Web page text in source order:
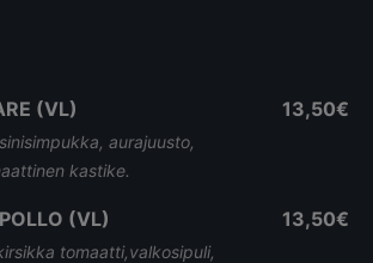
(VL)
aurajuusto,
kastike.
13,50€
(VL)
tomaatti,valkosipuli,
13,50€